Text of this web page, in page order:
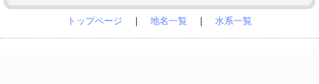
トップページ ｜ 地名一覧 ｜ 水系一覧